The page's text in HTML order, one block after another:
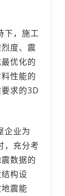
下，施工
度、震
优化的
性能的
求的3D
企业为
，充分考
数据的
构设
震能